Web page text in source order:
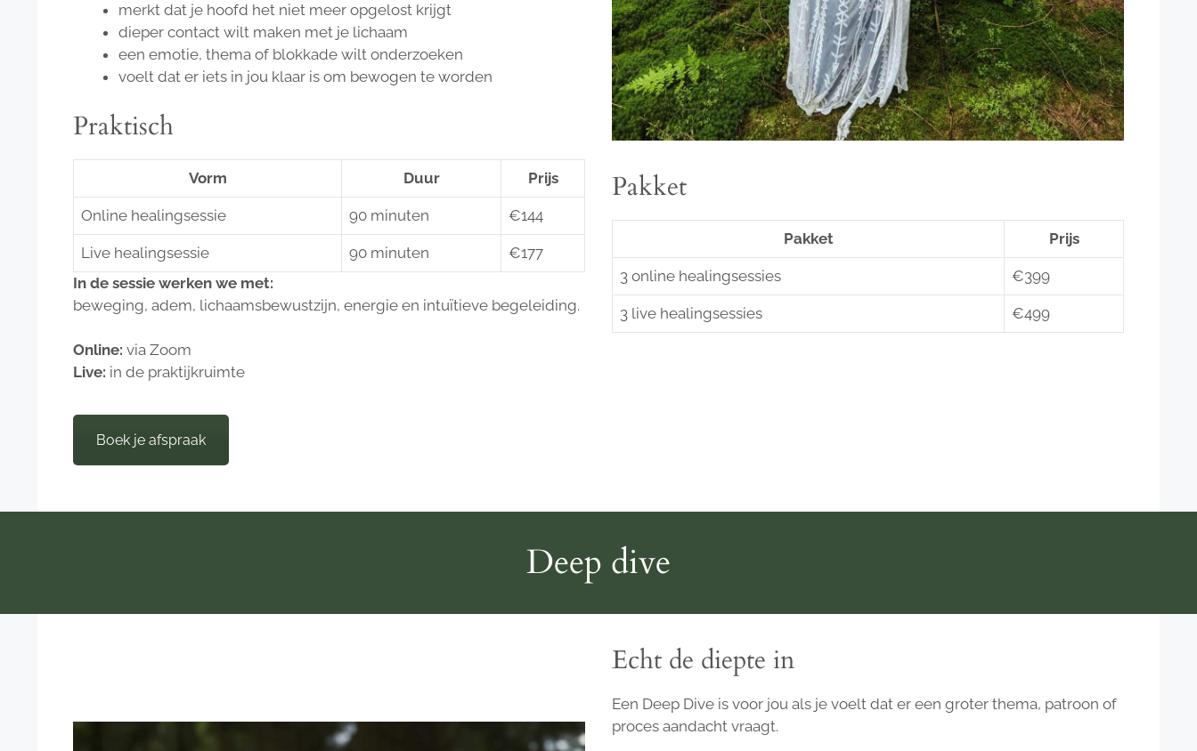
merkt dat je hoofd het niet meer opgelost krijgt
dieper contact wilt maken met je lichaam
een emotie, thema of blokkade wilt onderzoeken
voelt dat er iets in jou klaar is om bewogen te worden
Praktisch
Vorm Duur Prijs
Online healingsessie 90 minuten €144
Live healingsessie 90 minuten
€177
In de sessie werken we met:
beweging, adem, lichaamsbewustzijn, energie en intuïtieve begeleiding.
Online: via Zoom
Live: in de praktijkruimte
Boek je afspraak
Pakket
Pakket Prijs
3 online healingsessies €399
3 live healingsessies €499
Deep dive
Echt de diepte in
Een Deep Dive is voor jou als je voelt dat er een groter thema, patroon of
proces aandacht vraagt.